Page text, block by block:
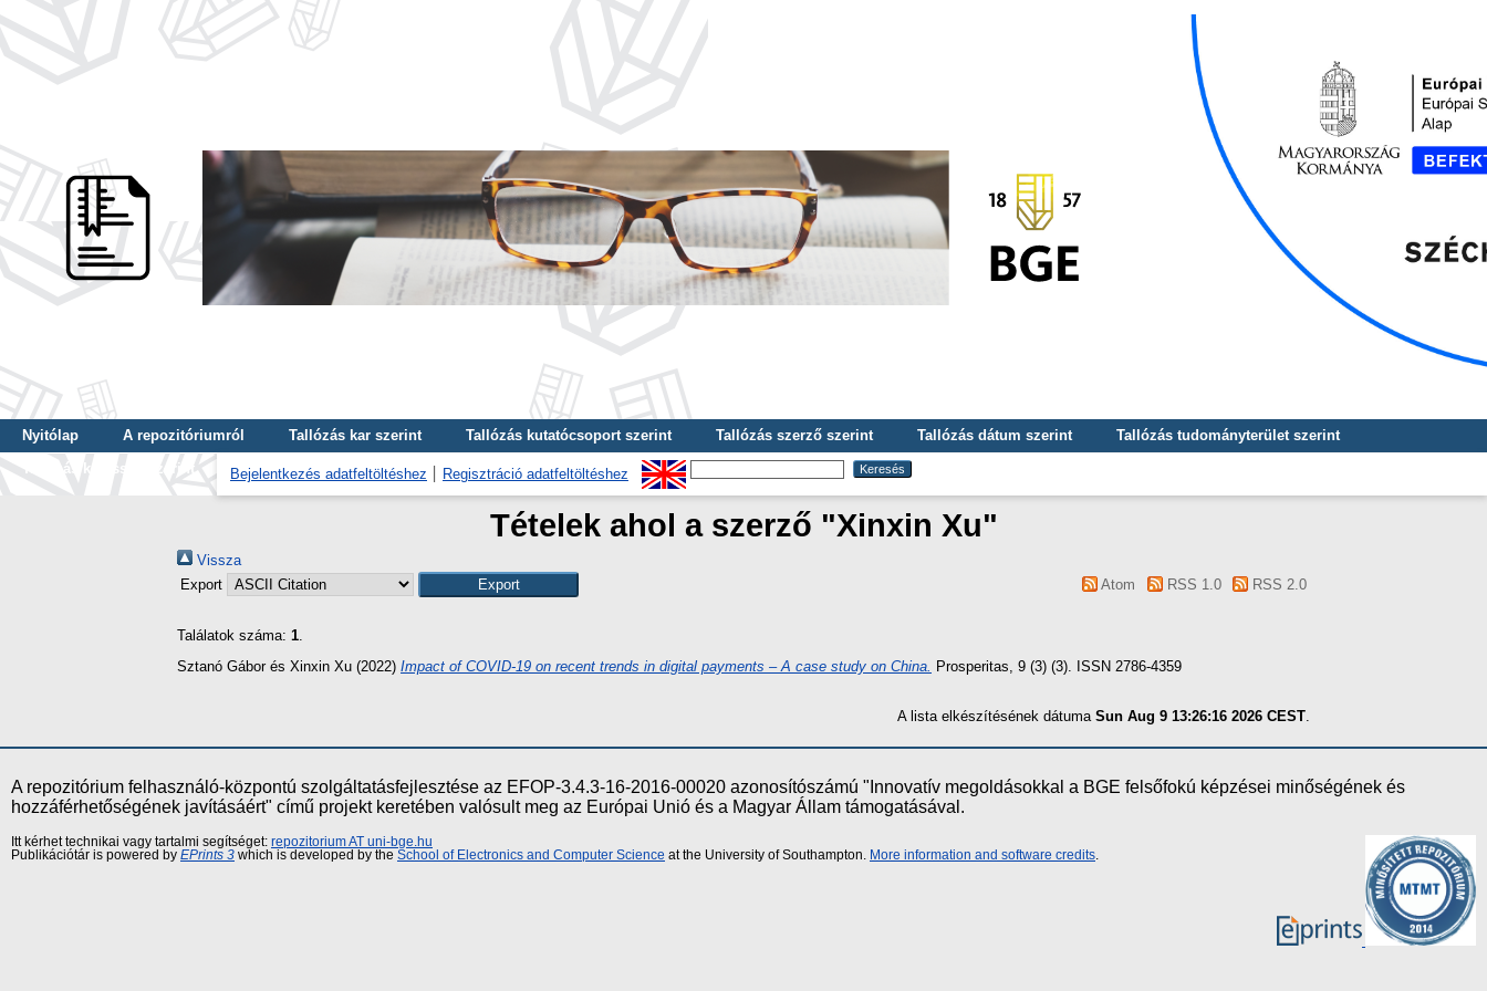
Nyitólap A repozitóriumról Tallózás kar szerint Tallózás kutatócsoport szerint Tallózás szerző szerint Tallózás dátum szerint
Tallózás tudományterület szerint
Tallózás kulcsszó szerint
Bejelentkezés adatfeltöltéshez Regisztráció adatfeltöltéshez
Tételek ahol a szerző "Xinxin Xu"
Vissza
Export
Atom RSS 1.0 RSS 2.0
Találatok száma: 1.
Sztanó Gáborés Xinxin Xu (2022) Impact of COVID-19 on recent trends in digital payments – A case study on China. Prosperitas, 9 (3) (3). ISSN 2786-4359
A lista elkészítésének dátuma Sun Aug 9 13:26:16 2026 CEST
A repozitórium felhasználó-központú szolgáltatásfejlesztése az EFOP-3.4.3-16-2016-00020 azonosítószámú "Innovatív megoldásokkal a BGE felsőfokú képzései minőségének és
hozzáférhetőségének javításáért" című projekt keretében valósult meg az Európai Unió és a Magyar Állam támogatásával.
Itt kérhet technikai vagy tartalmi segítséget: repozitorium AT uni-bge.hu
Publikációtár is powered by EPrints 3 which is developed by the School of Electronics and Computer Science at the University of Southampton. More information and software credits